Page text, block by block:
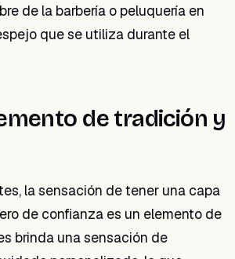
de la barbería o peluquería en
que se utiliza durante el
de tradición y
la sensación de tener una capa
de confianza es un elemento de
brinda una sensación de